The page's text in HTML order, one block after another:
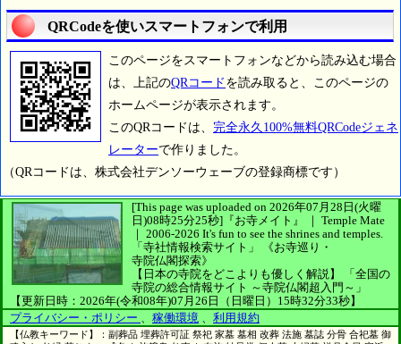
QRCodeを使いスマートフォンで利用
このページをスマートフォンなどから読み込む場合
は、上記のQRコード を読み取ると、このページの
ホームページが表示されます。
このQRコードは、 完全永久100%無料QRCodeジェネ
レーターで作りました。
（QRコードは、株式会社デンソーウェーブの登録商標です）
[This page was uploaded on 2026年07月28日(火曜
日)08時25分25秒] 『お寺メイト』 ｜ Temple Mate
｜ 2006-2026 It's fun to see the shrines and temples.
「寺社情報検索サイト」
《お寺巡り・
寺院仏閣探索》
【日本の寺院をどこよりも優しく解説】
「全国の
寺院の総合情報サイト ～寺院仏閣超入門～」
【更新日時：2026年(令和08年)07月26日（日曜日）15時32分33秒】
プライバシー・ポリシー 、 稼働環境 、 利用規約
【仏教キーワード】：副葬品 埋葬許可証 祭祀 家墓 墓相 改葬 法施 墓誌 分骨 合祀墓 御